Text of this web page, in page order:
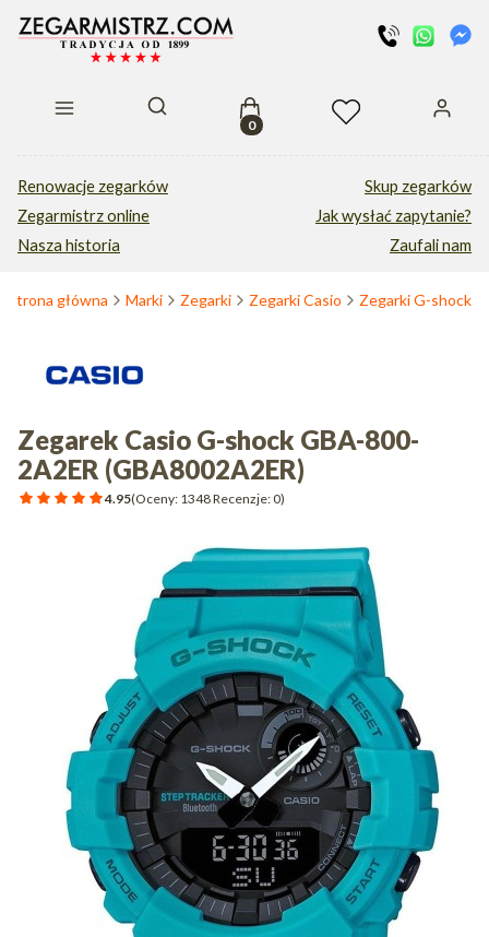
Otwórz wyszukiwarkęProdukty w koszyku: 0. Zobacz
Renowacje zegarków
Zegarmistrz online
Nasza historia
Skup zegarków
Jak wysłać zapytanie?
Zaufali nam
Strona główna Marki Zegarki Zegarki Casio Zegarki G-shock
Zegarek Casio G-shock GBA-800-
2A2ER (GBA8002A2ER)
4.95(Oceny: 1348 Recenzje: 0)